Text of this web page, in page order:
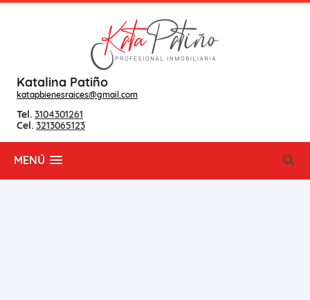
Katalina Patiño
katapbienesraices@gmail.com
Tel. 3104301261
Cel. 3213065123
MENÚ